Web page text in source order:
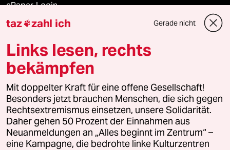
ePaper Login
Downloads für Abonnierende
© 2026 taz Verlags und Vertriebs GmbH
Alle Rechte vorbehalten. Bei rechtlichen Fragen oder für Genehmigungen
wenden Sie sich bitte an lizenzen@taz.de
Feedback Redaktionsstatut Kommune-Richtlinien
taz zahl ich Gerade nicht
Links lesen, rechts
bekämpfen
Mit doppelter Kraft für eine offene Gesellschaft!
Besonders jetzt brauchen Menschen, die sich gegen
Rechtsextremismus einsetzen, unsere Solidarität.
Daher gehen 50 Prozent der Einnahmen aus
Neuanmeldungen an „Alles beginnt im Zentrum“ –
eine Kampagne, die bedrohte linke Kulturzentren